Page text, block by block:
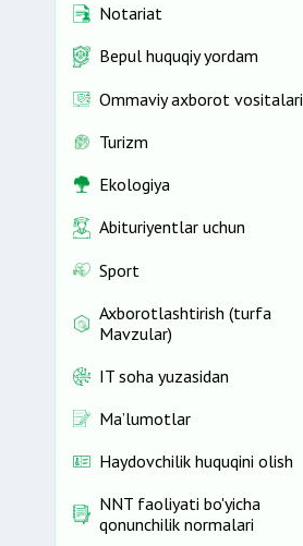
Notariat
Bepul huquqiy yordam
Ommaviy axborot vositalari
Turizm
Ekologiya
Abituriyentlar uchun
Sport
Axborotlashtirish (turfa
Mavzular)
IT soha yuzasidan
Ma’lumotlar
Haydovchilik huquqini olish
NNT faoliyati bo'yicha
qonunchilik normalari